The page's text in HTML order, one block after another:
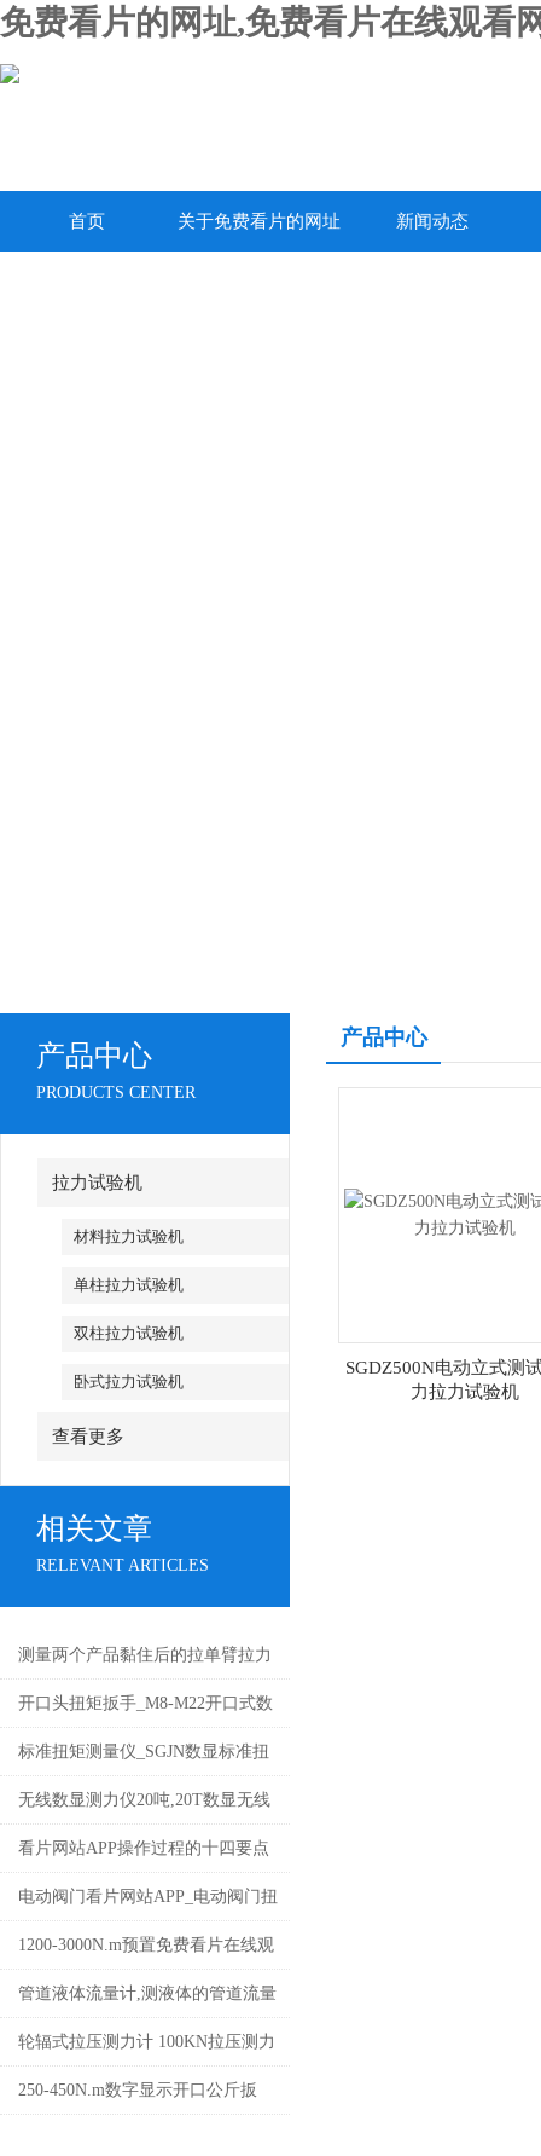
免费看片的网址,免费看片在线观看
首页 关于免费看片的网址 新闻动态
产品中心
PRODUCTS CENTER
拉力试验机
材料拉力试验机
单柱拉力试验机
双柱拉力试验机
卧式拉力试验机
查看更多
相关文章
RELEVANT ARTICLES
测量两个产品黏住后的拉单臂拉力
试验机数显电子单柱拉力试验机价
格
开口头扭矩扳手_M8-M22开口式数
显扭矩扳手_叉口力矩扳子价格
标准扭矩测量仪_SGJN数显标准扭
矩仪_0-200N数显扭力测试仪价格
无线数显测力仪20吨,20T数显无线
测力仪厂家价格
看片网站APP操作过程的十四要点
电动阀门看片网站APP_电动阀门扭
矩在线监测力仪_动态看片网站APP
1200-3000N.m预置免费看片在线观
看网站_带声响报警机械式手动扭
矩扳手价格
管道液体流量计,测液体的管道流量
计国产哪家好
轮辐式拉压测力计 100KN拉压测力
计 轮辐型连线式拉压力测力计价格
250-450N.m数字显示开口公斤扳
产品中心
SGDZ500N电动立式测
力拉力试验机